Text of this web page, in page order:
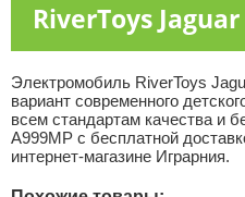
RiverToys
Электромобиль RiverToys
вариант современного
всем стандартам качества и
A999MP с бесплатной
интернет-магазине Играрния.